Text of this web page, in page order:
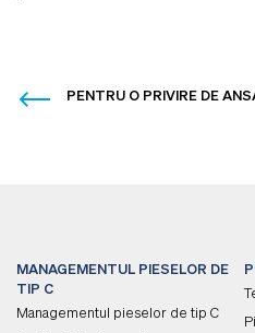
PENTRU O PRIVIRE DE
MANAGEMENTUL PIESELOR DE
TIP C
Managementul pieselor de tip C